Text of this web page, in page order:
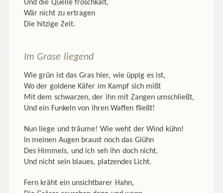
Und die Quelle froschkalt,
Wär nicht zu ertragen
Die hitzige Zeit.
Im Grase liegend
Wie grün ist das Gras hier, wie üppig es ist,
Wo der goldene Käfer im Kampf sich mißt
Mit dem schwarzen, der ihn mit Zangen umschließt,
Und ein Funkeln von ihren Waffen fließt!
Nun liege und träume! Wie weht der Wind kühn!
In meinen Augen braust noch das Glühn
Des Himmels, und ich seh ihn doch nicht,
Und nicht sein blaues, platzendes Licht.
Fern kräht ein unsichtbarer Hahn,